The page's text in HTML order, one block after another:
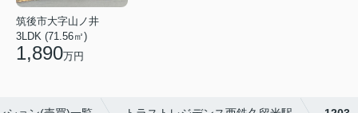
筑後市大字山ノ井
3LDK (71.56㎡)
1,890万円